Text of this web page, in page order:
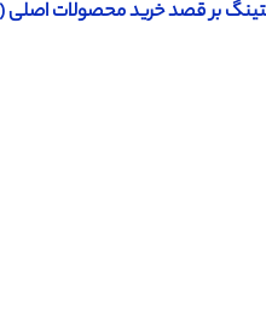
بر قصد خرید محصولات اصلی